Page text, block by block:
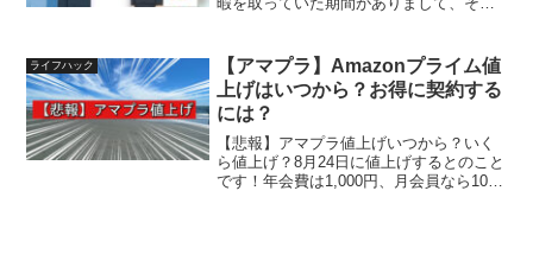
人ともに出産に伴う育児休暇をいただき
まして、育休に入って約二...
ライフハック
【アマプラ】Amazonプライム値
上げはいつから？お得に契約する
には？
【悲報】アマプラ値上げいつから？いく
ら値上げ？8月24日に値上げするとのこと
です！年会費は1,000円、月会員なら100